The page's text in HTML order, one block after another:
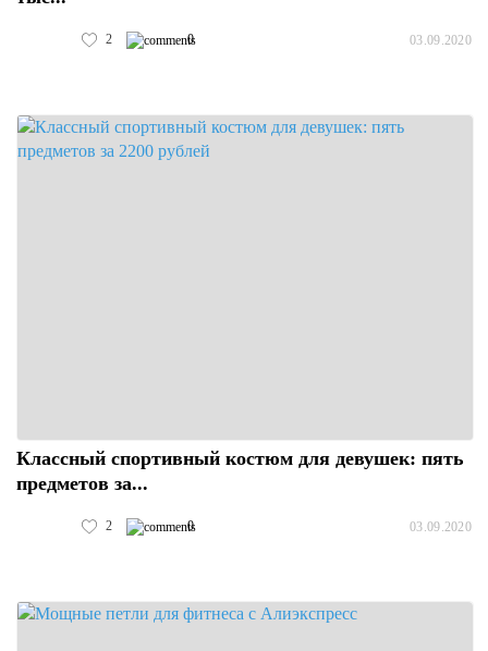
2 0 03.09.2020
Классный спортивный костюм для девушек: пять
предметов за...
2 0 03.09.2020